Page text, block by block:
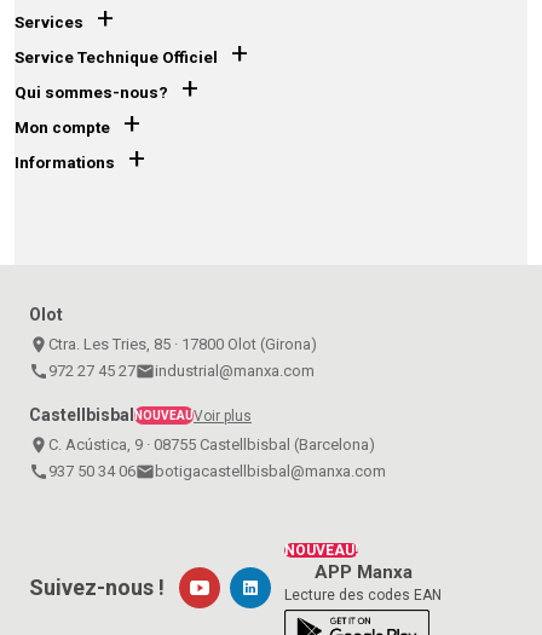
Services +
Service Technique Officiel +
Qui sommes-nous? +
Mon compte +
Informations +
Olot
place Ctra. Les Tries, 85 · 17800 Olot (Girona)
call 972 27 45 27emailindustrial@manxa.com
Castellbisbal NOUVEAUVoir plus
place C. Acústica, 9 · 08755 Castellbisbal (Barcelona)
call 937 50 34 06email botigacastellbisbal@manxa.com
NOUVEAU!
APP Manxa
Lecture des codes EAN
Suivez-nous !